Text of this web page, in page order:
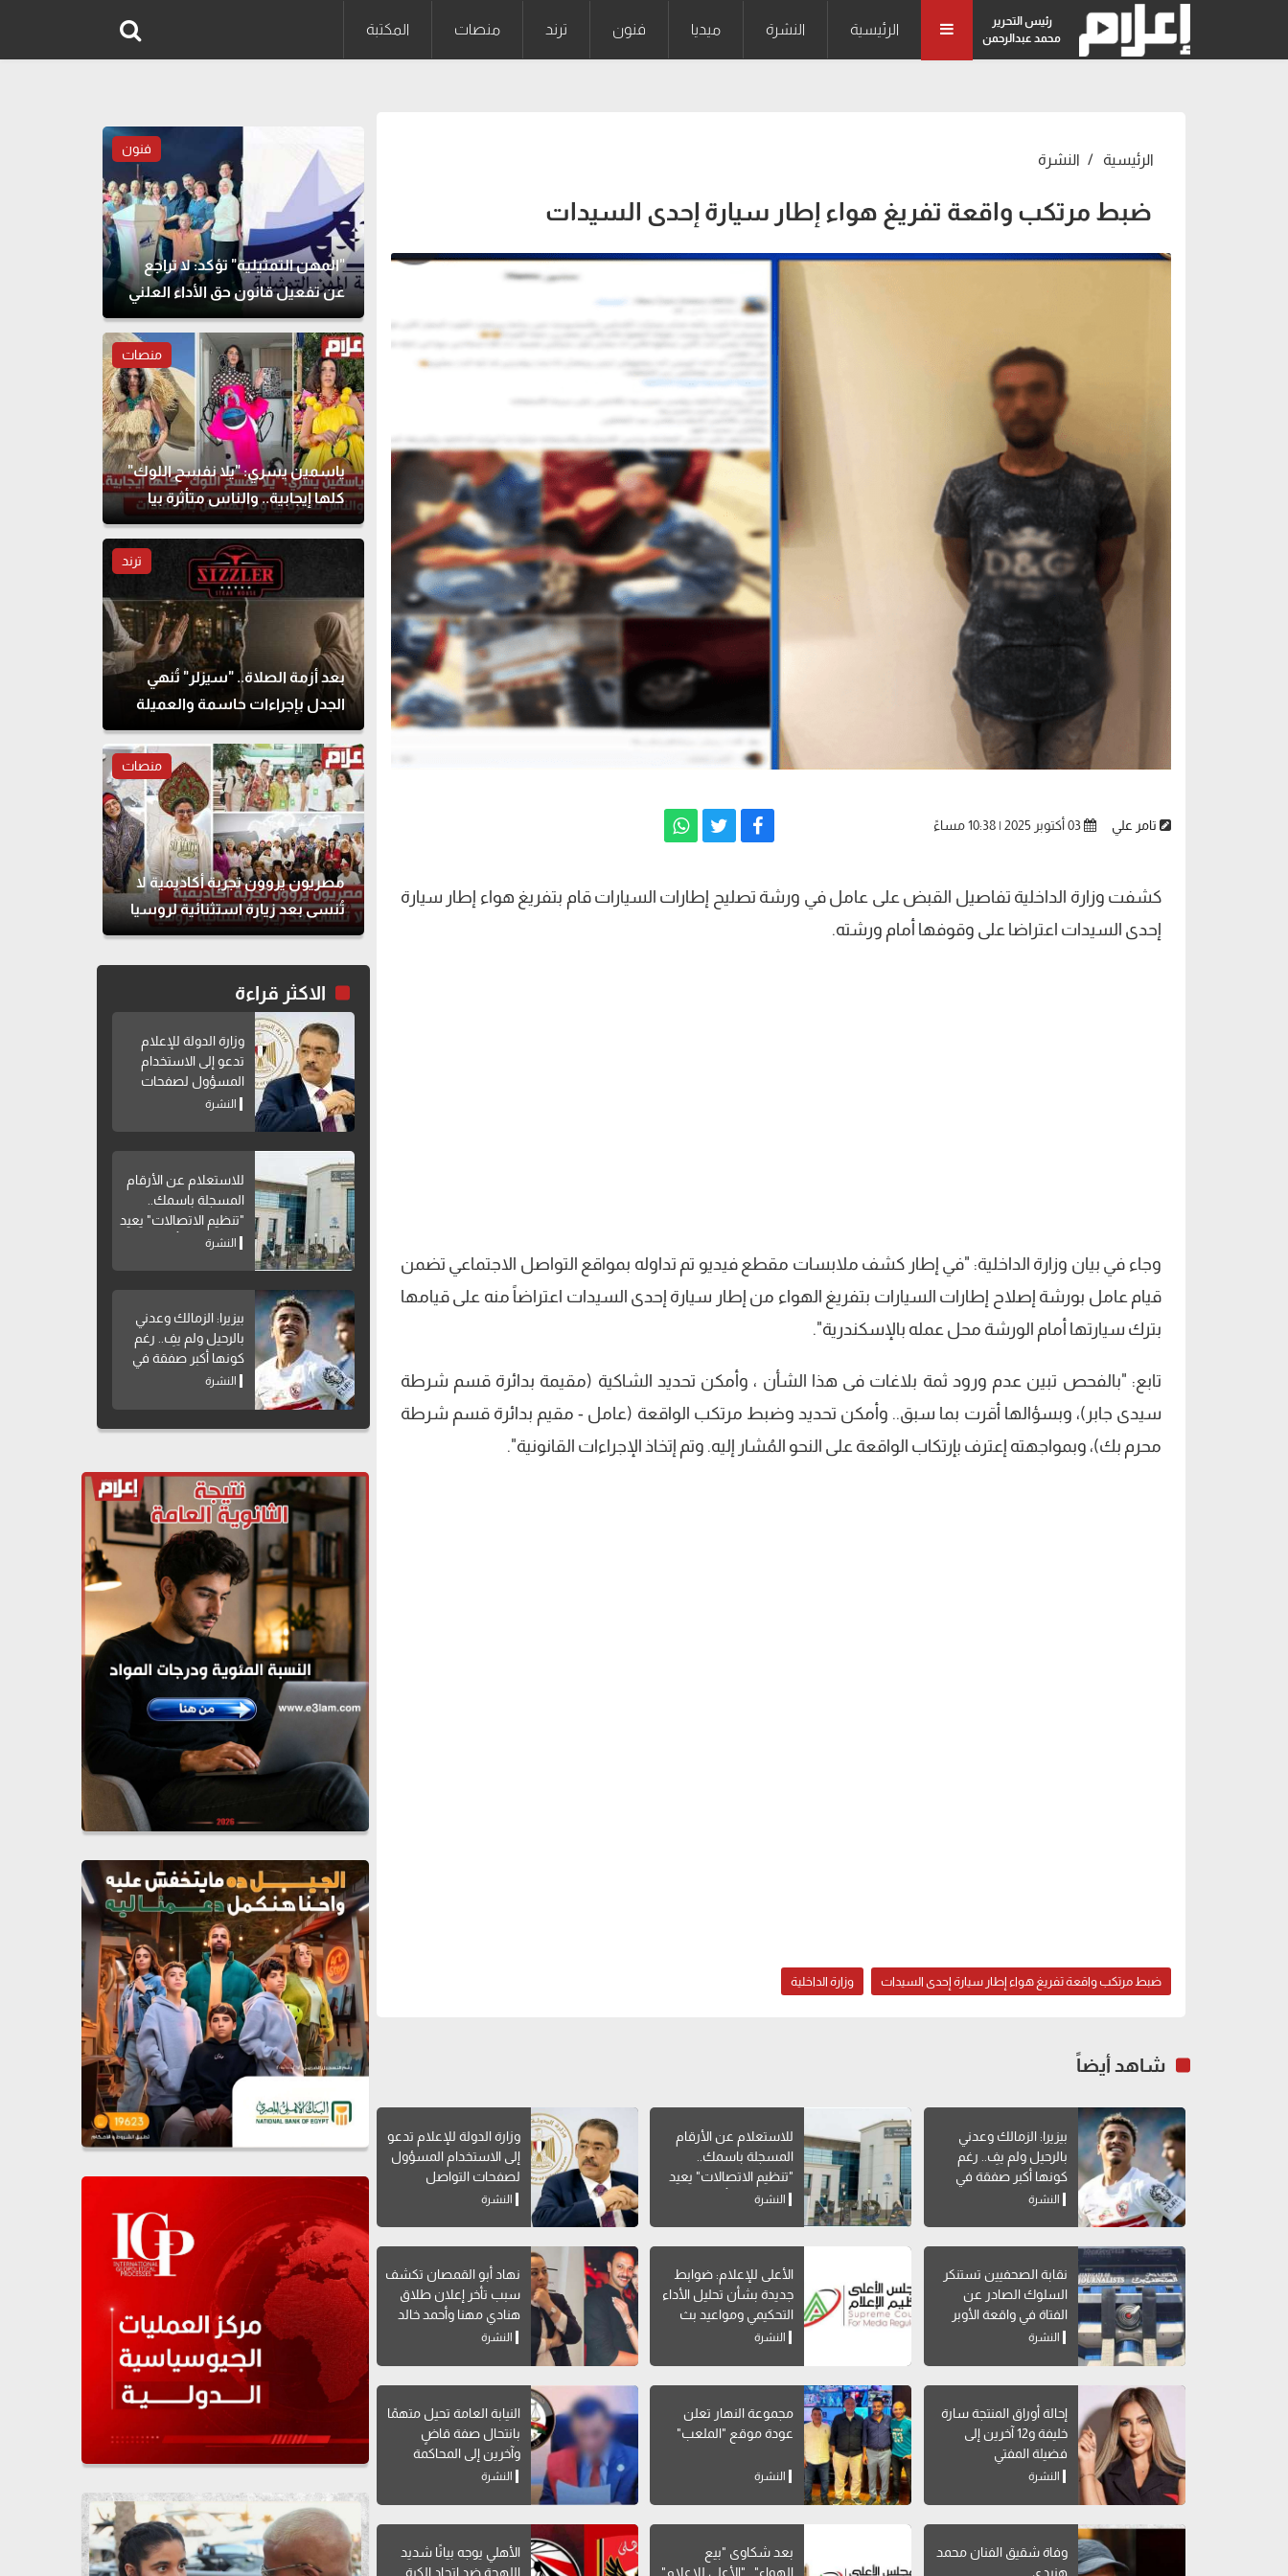
رئيس التحرير
محمد عبدالرحمن
الرئيسية النشرة ميديا فنون ترند منصات المكتبة
الرئيسية النشرة
ضبط مرتكب واقعة تفريغ هواء إطار سيارة إحدى السيدات
تامر علي
كشفت وزارة الداخلية تفاصيل القبض على عامل في ورشة تصليح إطارات السيارات قام بتفريغ هواء إطار سيارة
إحدى السيدات اعتراضا على وقوفها أمام ورشته.
وجاء في بيان وزارة الداخلية: "في إطار كشف ملابسات مقطع فيديو تم تداوله بمواقع التواصل الاجتماعي تضمن
قيام عامل بورشة إصلاح إطارات السيارات بتفريغ الهواء من إطار سيارة إحدى السيدات اعتراضاً منه على قيامها
بترك سيارتها أمام الورشة محل عمله بالإسكندرية".
تابع: "بالفحص تبين عدم ورود ثمة بلاغات فى هذا الشأن ، وأمكن تحديد الشاكية (مقيمة بدائرة قسم شرطة
سيدى جابر)، وبسؤالها أقرت بما سبق.. وأمكن تحديد وضبط مرتكب الواقعة (عامل - مقيم بدائرة قسم شرطة
محرم بك)، وبمواجهته إعترف بإرتكاب الواقعة على النحو المُشار إليه. وتم إتخاذ الإجراءات القانونية".
ضبط مرتكب واقعة تفريغ هواء إطار سيارة إحدى السيدات وزارة الداخلية
شاهد أيضاً
بيزيرا: الزمالك وعدني
بالرحيل ولم يفِ.. رغم
كونها أكبر صفقة في
تاريخه
النشرة
للاستعلام عن الأرقام
المسجلة باسمك..
"تنظيم الاتصالات" يعيد
إتاحة خدمة "أرقامي" عبر
النشرة
وزارة الدولة للإعلام تدعو
إلى الاستخدام المسؤول
لصفحات التواصل
الاجتماعي
النشرة
نقابة الصحفيين تستنكر
السلوك الصادر عن
الفتاة في واقعة الأوبر
النشرة
الأعلى للإعلام: ضوابط
جديدة بشأن تحليل الأداء
التحكيمي ومواعيد بث
البرامج الرياضية
النشرة
نهاد أبو القمصان تكشف
سبب تأخر إعلان طلاق
هنادي مهنا وأحمد خالد
صالحالنشرة
إحالة أوراق المنتجة سارة
خليفة و12 آخرين إلى
فضيلة المفتي
النشرة
مجموعة النهار تعلن
عودة موقع "الملعب"
النشرة
النيابة العامة تحيل متهمًا
بانتحال صفة قاضٍ
وآخرين إلى المحاكمة
النشرة
وفاة شقيق الفنان محمد
هنيدي
بعد شكاوى "بيع
الهواء".. "الأعلى للإعلام"
الأهلي يوجه بيانًا شديد
اللهجة ضد اتحاد الكرة
فنون
"المهن التمثيلية" تؤكد: لا تراجع
عن تفعيل قانون حق الأداء العلني
منصات
ياسمين يسري: "يلا نفسح اللوك"
كلها إيجابية.. والناس متأثرة بيا
وما بهتمش بالانتقادات
ترند
بعد أزمة الصلاة.. "سيزلر" تُنهي
الجدل بإجراءات حاسمة والعميلة
تحذف المنشور
منصات
مصريون يروون تجربة أكاديمية لا
تُنسى بعد زيارة استثنائية لروسيا
الاكثر قراءة
وزارة الدولة للإعلام
تدعو إلى الاستخدام
المسؤول لصفحات
التواصل الاجتماعي
النشرة
للاستعلام عن الأرقام
المسجلة باسمك..
"تنظيم الاتصالات" يعيد
إتاحة خدمة "أرقامي"
النشرة
بيزيرا: الزمالك وعدني
بالرحيل ولم يفِ.. رغم
كونها أكبر صفقة في
تاريخه
النشرة